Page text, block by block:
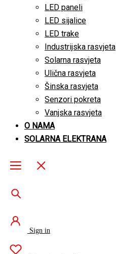
LED paneli
LED sijalice
LED trake
Industrijska rasvjeta
Solarna rasvjeta
Ulična rasvjeta
Šinska rasvjeta
Senzori pokreta
Vanjska rasvjeta
O NAMA
SOLARNA ELEKTRANA
Sign in